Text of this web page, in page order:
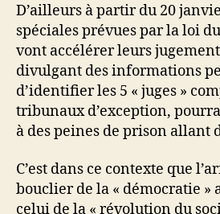
D’ailleurs à partir du 20
spéciales prévues par la loi
vont accélérer leurs
divulgant des informations
d’identifier les 5 « juges »
tribunaux d’exception,
à des peines de prison allant
C’est dans ce contexte que
bouclier de la « démocratie »
celui de la « révolution du